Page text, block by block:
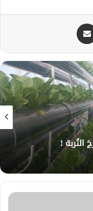
التُربة !
السوريّة